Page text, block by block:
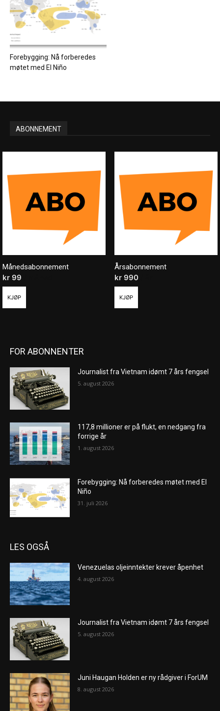
Forebygging: Nå forberedes
møtet med El Niño
ABONNEMENT
Månedsabonnement
kr 99
KJØP
Årsabonnement
kr990
KJØP
FOR ABONNENTER
Journalist fra Vietnam idømt 7 års fengsel
5. august 2026
117,8 millioner er på flukt, en nedgang fra
forrige år
1. august 2026
Forebygging: Nå forberedes møtet med El
Niño
31. juli 2026
LES OGSÅ
Venezuelas oljeinntekter krever åpenhet
4. august 2026
Journalist fra Vietnam idømt 7 års fengsel
5. august 2026
Juni Haugan Holden er ny rådgiver i ForUM
8. august 2026